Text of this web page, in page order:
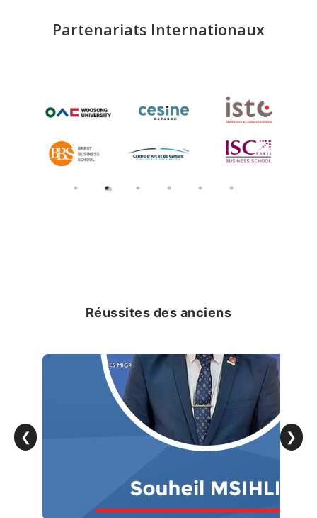
Partenariats Internationaux
Réussites des anciens
❮ ❯